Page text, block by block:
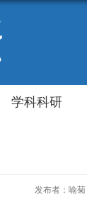
学科科研
发布者：喻菊